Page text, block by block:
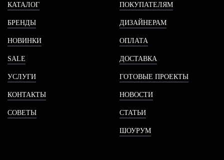
КАТАЛОГ
БРЕНДЫ
НОВИНКИ
SALE
УСЛУГИ
КОНТАКТЫ
СОВЕТЫ
ПОКУПАТЕЛЯМ
ДИЗАЙНЕРАМ
ОПЛАТА
ДОСТАВКА
ГОТОВЫЕ ПРОЕКТЫ
НОВОСТИ
СТАТЬИ
ШОУРУМ